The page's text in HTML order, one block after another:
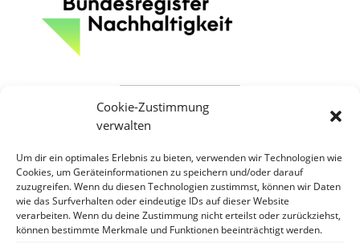
Cookie-Zustimmung
verwalten
Um dir ein optimales Erlebnis zu bieten, verwenden wir Technologien wie
Cookies, um Geräteinformationen zu speichern und/oder darauf
zuzugreifen. Wenn du diesen Technologien zustimmst, können wir Daten
wie das Surfverhalten oder eindeutige IDs auf dieser Website
verarbeiten. Wenn du deine Zustimmung nicht erteilst oder zurückziehst,
können bestimmte Merkmale und Funktionen beeinträchtigt werden.